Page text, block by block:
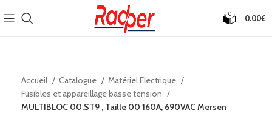
0 0.00€
Accueil Catalogue
Matériel Electrique
Fusibles et appareillage basse tension
MULTIBLOC 00.ST9 , Taille 00 160A, 690VAC Mersen